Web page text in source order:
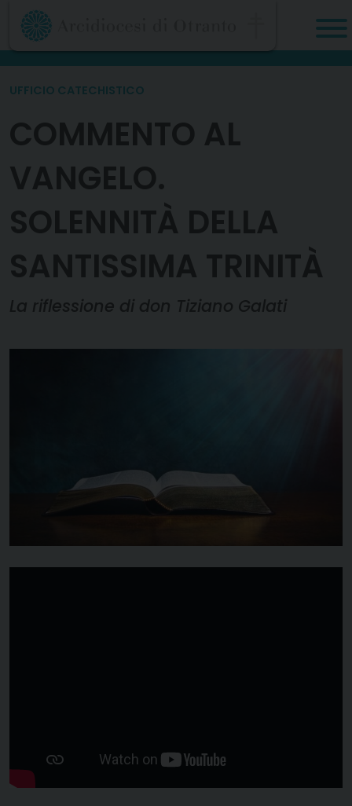
Skip
content
UFFICIO CATECHISTICO
COMMENTO AL
VANGELO.
SOLENNITÀ DELLA
SANTISSIMA TRINITÀ
La riflessione di don Tiziano Galati